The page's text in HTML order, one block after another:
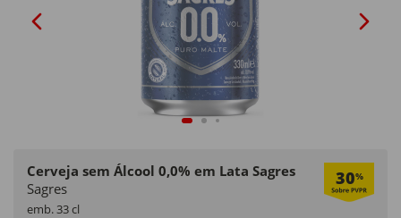
Cerveja sem Álcool 0,0% em Lata Sagres 30%
Sagres
emb. 33 cl